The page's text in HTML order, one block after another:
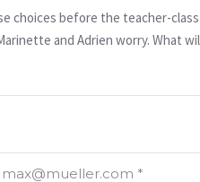
choices before the teacher-
and Adrien worry. What
*